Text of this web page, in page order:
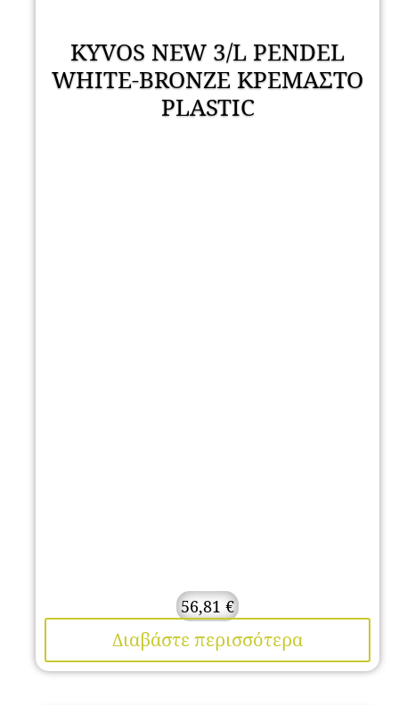
KYVOS NEW 3/L PENDEL
WHITE-BRONZE ΚΡΕΜΑΣΤΟ
PLASTIC
56,81 €
Διαβάστε περισσότερα